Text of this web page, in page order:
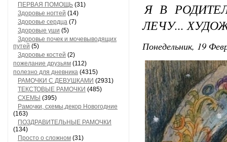
ПЕРВАЯ ПОМОЩЬ (31)
Здоровье ногтей (14)
Здоровье сердца (7)
Здоровые уши (5)
Здоровье почек и мочевыводящих
путей (5)
Здоровье костей (2)
пожелание друзьям (112)
полезно для дневника (4315)
РАМОЧКИ С ДЕВУШКАМИ (2931)
ТЕКСТОВЫЕ РАМОЧКИ (485)
СХЕМЫ (395)
Рамочки, схемы,декор Новогодние
(163)
ПОЗДРАВИТЕЛЬНЫЕ РАМОЧКИ
(134)
Просто о сложном (31)
Я В
ЛЕЧУ...
Понедельник, 19